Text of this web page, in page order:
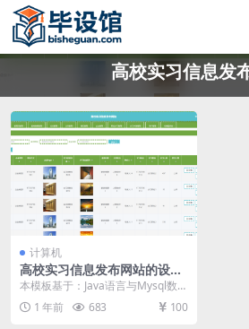
高校实习信息发
计算机
高校实习信息发布网站的设计
与实现毕设模板 毕业设计模板
本模板基于：Java语言与Mysql数据
库开发 系统功能实现 管理员功能模
块的实...
1 年前 683 100